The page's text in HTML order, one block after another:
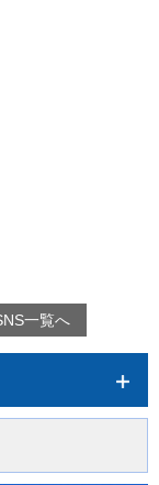
一覧へ